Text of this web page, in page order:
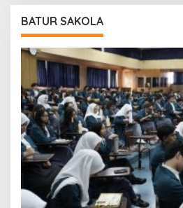
BATUR SAKOLA